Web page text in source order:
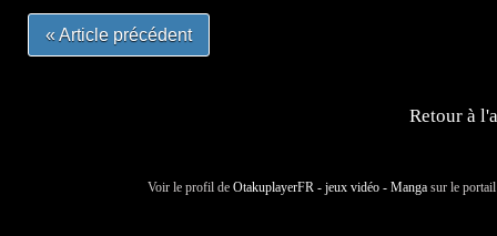
« Article précédent
Retour à
Voir le profil de OtakuplayerFR - jeux vidéo - Manga sur le